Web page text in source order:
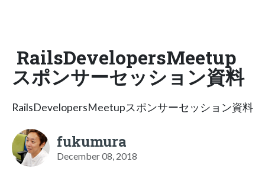
RailsDevelopersMeetup
スポンサーセッション資料
RailsDevelopersMeetupスポンサーセッション資料
fukumura
December 08, 2018